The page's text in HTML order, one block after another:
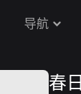
导航
春